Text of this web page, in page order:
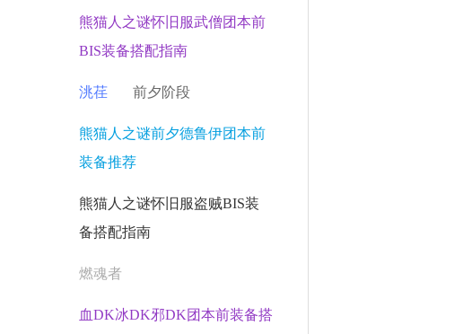
熊猫人之谜怀旧服武僧团本前
BIS装备搭配指南
洮荏 前夕阶段
熊猫人之谜前夕德鲁伊团本前
装备推荐
熊猫人之谜怀旧服盗贼BIS装
备搭配指南
燃魂者
血DK冰DK邪DK团本前装备搭